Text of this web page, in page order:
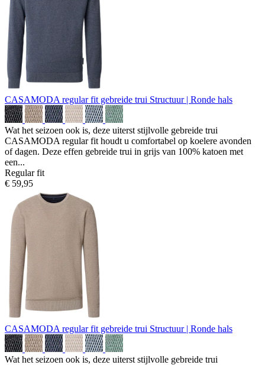
CASAMODA regular fit gebreide trui Structuur | Ronde hals
Wat het seizoen ook is, deze uiterst stijlvolle gebreide trui
CASAMODA regular fit houdt u comfortabel op koelere avonden
of dagen. Deze effen gebreide trui in grijs van 100% katoen met
een...
Regular fit
€ 59,95
CASAMODA regular fit gebreide trui Structuur | Ronde hals
Wat het seizoen ook is, deze uiterst stijlvolle gebreide trui